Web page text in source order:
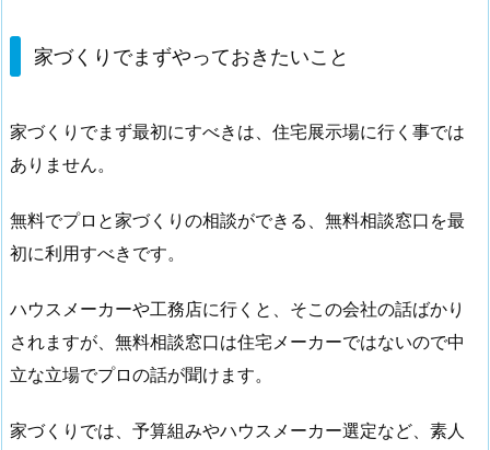
家づくりでまずやっておきたいこと
家づくりでまず最初にすべきは、住宅展示場に行く事では
ありません。
無料でプロと家づくりの相談ができる、無料相談窓口を最
初に利用すべきです。
ハウスメーカーや工務店に行くと、そこの会社の話ばかり
されますが、無料相談窓口は住宅メーカーではないので中
立な立場でプロの話が聞けます。
家づくりでは、予算組みやハウスメーカー選定など、素人